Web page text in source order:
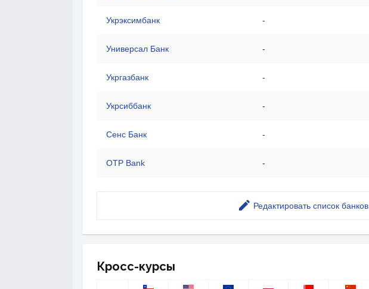
Укрэксимбанк -
Универсал Банк -
Укргазбанк -
Укрсиббанк -
Сенс Банк -
OTP Bank -
Редактировать список банков
Кросс-курсы